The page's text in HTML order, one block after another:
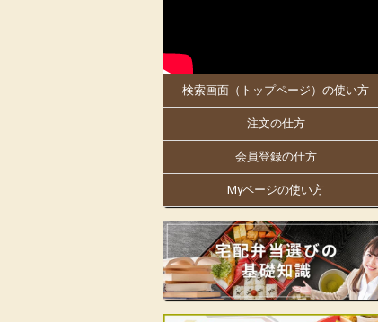
伝統の味を大阪・京都でもお楽しみくださ
い。
大阪万博にも出店中!人気商品の「まねき
のえきそば」の出汁を隠し味に使ったり
と、「お料理のまねき」でしかできない味
め込んでおります。
姫路駅の駅弁をはじめ、地域の仕出しやロ
ケ弁、様々なお集りのお弁当などを手掛け
ています。
ある老舗の味をお楽しみいただけます。
見た目も美しく楽しいお弁当をご提供し、
皆様の会合に彩りをお届けします。
店舗詳細ページはこちらから!
検索画面（トップページ）の使い方
注文の仕方
会員登録の仕方
Myページの使い方